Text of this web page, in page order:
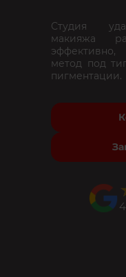
Студия
макияжа
метод под
пигментации.